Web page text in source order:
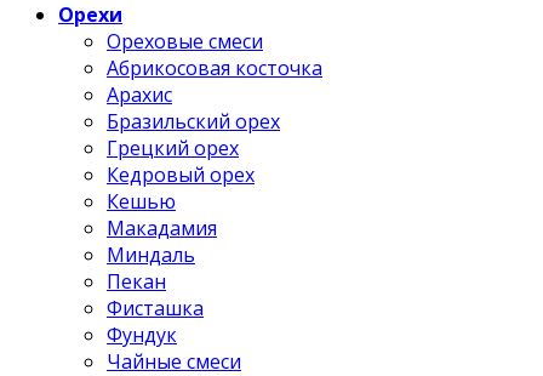
Орехи
Ореховые смеси
Абрикосовая косточка
Арахис
Бразильский орех
Грецкий орех
Кедровый орех
Кешью
Макадамия
Миндаль
Пекан
Фисташка
Фундук
Чайные смеси